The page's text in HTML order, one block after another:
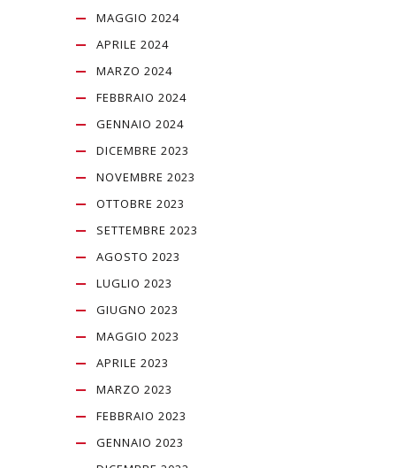
MAGGIO 2024
APRILE 2024
MARZO 2024
FEBBRAIO 2024
GENNAIO 2024
DICEMBRE 2023
NOVEMBRE 2023
OTTOBRE 2023
SETTEMBRE 2023
AGOSTO 2023
LUGLIO 2023
GIUGNO 2023
MAGGIO 2023
APRILE 2023
MARZO 2023
FEBBRAIO 2023
GENNAIO 2023